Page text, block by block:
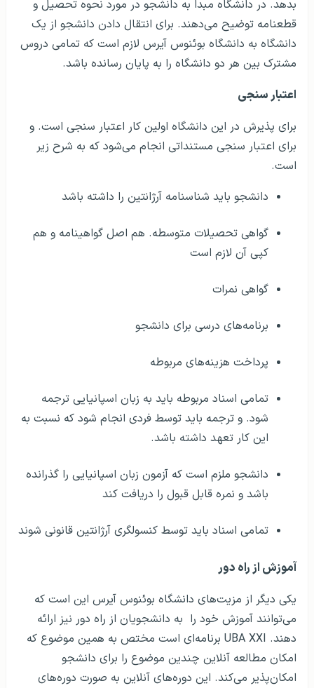
بدهد. در دانشگاه مبدا به دانشجو در مورد نحوه تحصیل و
قطعنامه توضیح می‌دهند. برای انتقال دادن دانشجو از یک
دانشگاه به دانشگاه بوئنوس آیرس لازم است که تمامی دروس
مشترک بین هر دو دانشگاه را به پایان رسانده باشد.
اعتبار سنجی
برای پذیرش در این دانشگاه اولین کار اعتبار سنجی است. و
برای اعتبار سنجی مستنداتی انجام می‌شود که به شرح زیر
است.
دانشجو باید شناسنامه آرژانتین را داشته باشد
گواهی تحصیلات متوسطه. هم اصل گواهینامه و هم
کپی آن لازم است
گواهی نمرات
برنامه‌های درسی برای دانشجو
پرداخت هزینه‌های مربوطه
تمامی اسناد مربوطه باید به زبان اسپانیایی ترجمه
شود. و ترجمه باید توسط فردی انجام شود که نسبت به
این کار تعهد داشته باشد.
دانشجو ملزم است که آزمون زبان اسپانیایی را گذرانده
باشد و نمره قابل قبول را دریافت کند
تمامی اسناد باید توسط کنسولگری آرژانتین قانونی شوند
آموزش از راه دور
یکی دیگر از مزیت‌های دانشگاه بوئنوس آیرس این است که
می‌توانند آموزش خود را به دانشجویان از راه دور نیز ارائه
دهند. UBA XXI برنامه‌ای است مختص به همین موضوع که
امکان مطالعه آنلاین چندین موضوع را برای دانشجو
امکان‌پذیر می‌کند. این دوره‌های آنلاین به صورت دوره‌های